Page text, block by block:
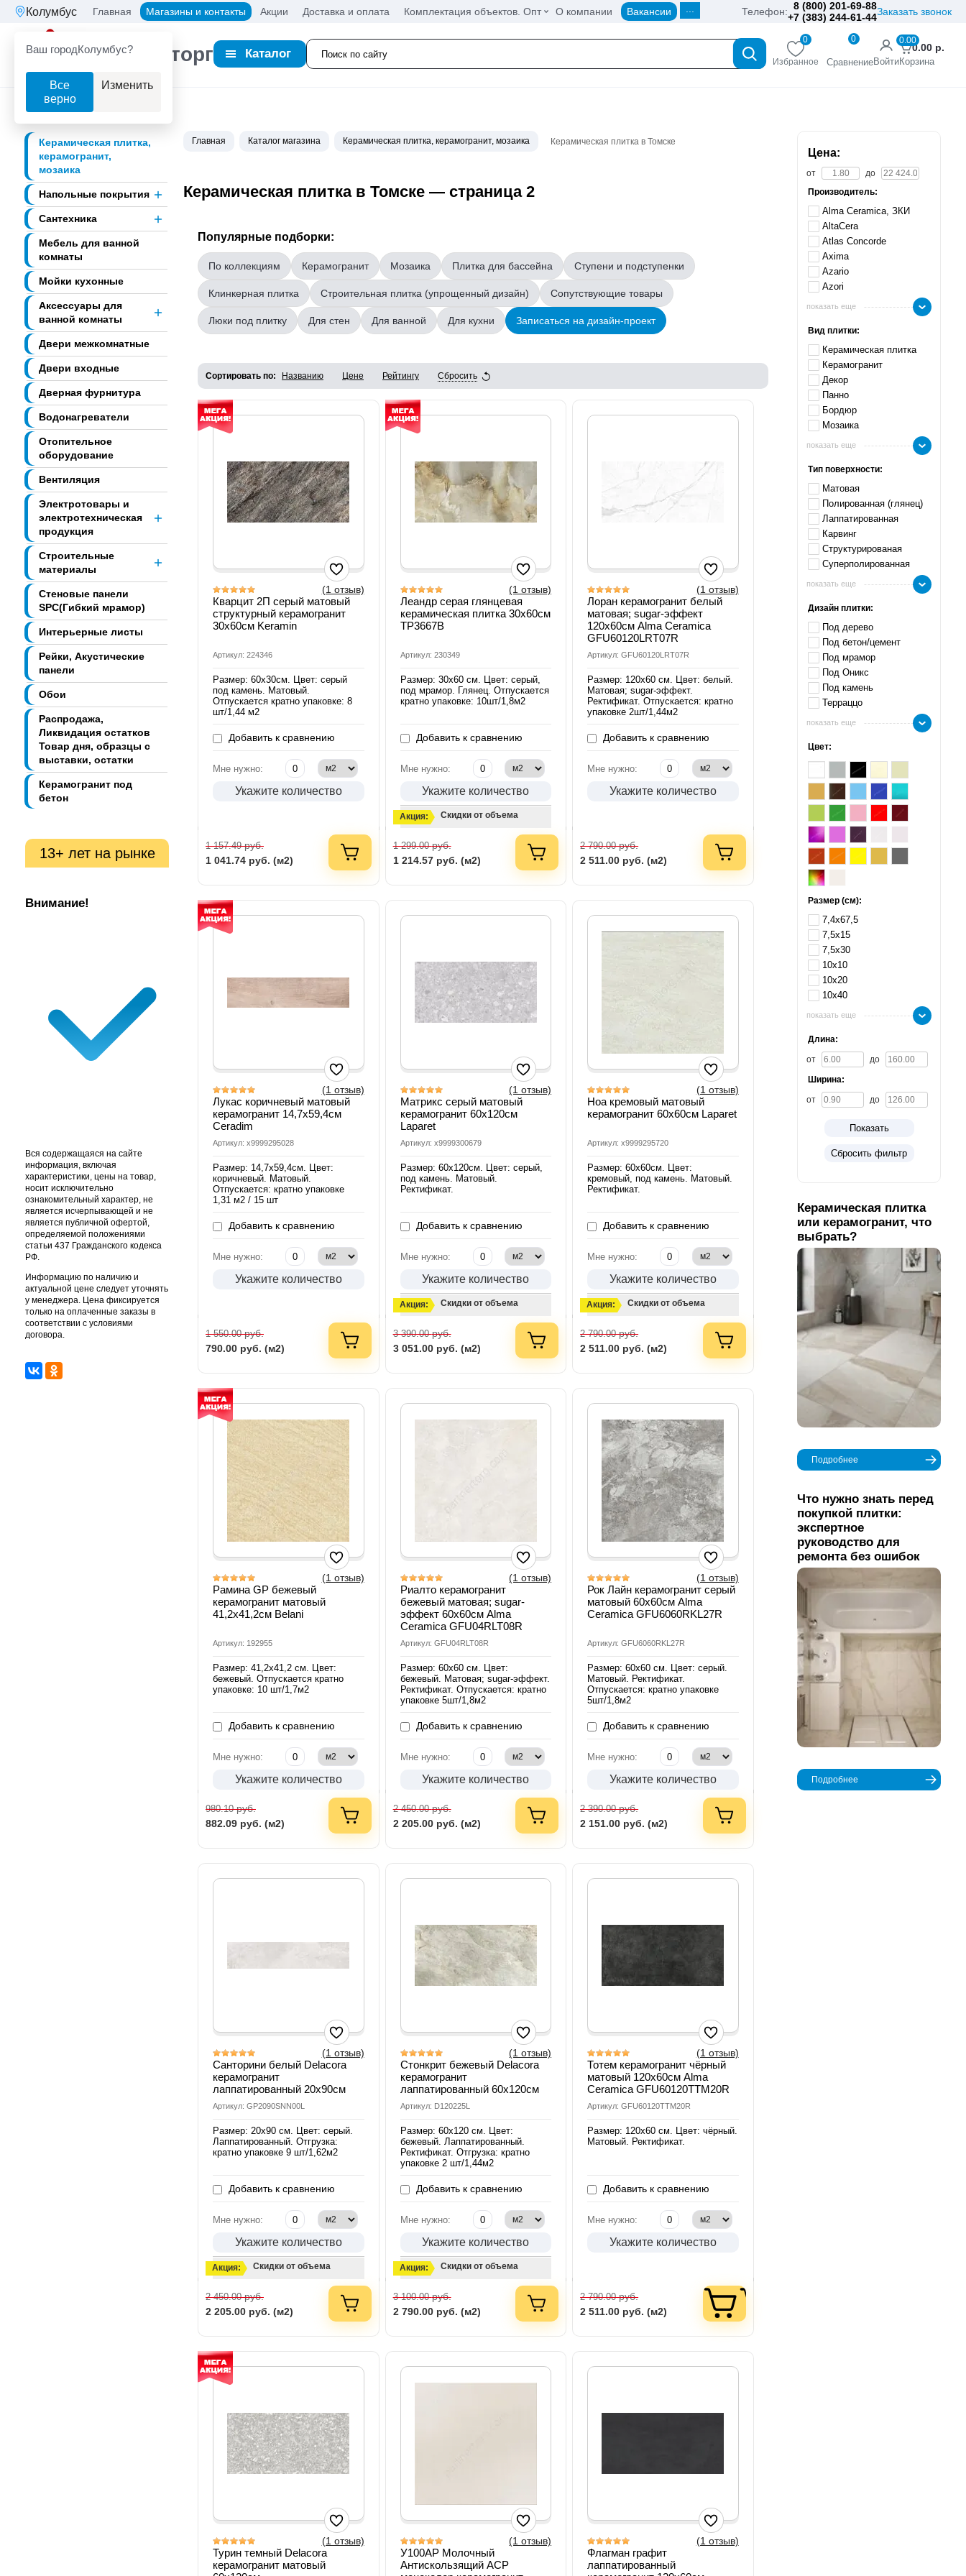
Колумбус
Ваш городКолумбус?
Все
верно
Изменить
Главная Магазины и контакты Акции Доставка и оплата Комплектация объектов. Опт О компании Вакансии Телефон: 8 (800) 201-69-88
+7 (383) 244-61-44Заказать звонок
Партнерторг Каталог
0
Избранное Сравнение
0
Войти
0.00
0.00 р.
Корзина
Керамическая плитка,
керамогранит,
мозаика
Напольные покрытия
Сантехника
Мебель для ванной
комнаты
Мойки кухонные
Аксессуары для
ванной комнаты
Двери межкомнатные
Двери входные
Дверная фурнитура
Водонагреватели
Отопительное
оборудование
Вентиляция
Электротовары и
электротехническая
продукция
Строительные
материалы
Стеновые панели
SPC(Гибкий мрамор)
Интерьерные листы
Рейки, Акустические
панели
Обои
Распродажа,
Ликвидация остатков
Товар дня, образцы с
выставки, остатки
Керамогранит под
бетон
13+ лет на рынке
Внимание!
Вся содержащаяся на сайте
информация, включая
характеристики, цены на товар,
носит исключительно
ознакомительный характер, не
является исчерпывающей и не
является публичной офертой,
определяемой положениями
статьи 437 Гражданского кодекса
РФ.
Информацию по наличию и
актуальной цене следует уточнять
у менеджера. Цена фиксируется
только на оплаченные заказы в
соответствии с условиями
договора.
Главная Каталог магазина Керамическая плитка, керамогранит, мозаика Керамическая плитка в Томске
Керамическая плитка в Томске — страница 2
Популярные подборки:
По коллекциям Керамогранит Мозаика Плитка для бассейна Ступени и подступенки
Клинкерная плитка Строительная плитка (упрощенный дизайн) Сопутствующие товары
Люки под плитку Для стен Для ванной Для кухни Записаться на дизайн-проект
Сортировать по: Названию Цене Рейтингу Сбросить
(1 отзыв)
Кварцит 2П серый матовый
структурный керамогранит
30х60см Keramin
Артикул: 224346
Размер: 60х30см. Цвет: серый
под камень. Матовый.
Отпускается кратно упаковке: 8
шт/1,44 м2
Добавить к сравнению
Мне нужно:
Укажите количество
1 157.49руб.
1 041.74 руб. (м2)
(1 отзыв)
Леандр серая глянцевая
керамическая плитка 30х60см
TP3667B
Артикул: 230349
Размер: 30х60 см. Цвет: серый,
под мрамор. Глянец. Отпускается
кратно упаковке: 10шт/1,8м2
Добавить к сравнению
Мне нужно:
Укажите количество
Акция: Скидки от объема
1 299.00руб.
1 214.57 руб. (м2)
(1 отзыв)
Лоран керамогранит белый
матовая; sugar-эффект
120х60см Alma Ceramica
GFU60120LRT07R
Артикул: GFU60120LRT07R
Размер: 120х60 см. Цвет: белый.
Матовая; sugar-эффект.
Ректификат. Отпускается: кратно
упаковке 2шт/1,44м2
Добавить к сравнению
Мне нужно:
Укажите количество
2 790.00руб.
2 511.00 руб. (м2)
(1 отзыв)
Лукас коричневый матовый
керамогранит 14,7х59,4см
Ceradim
Артикул: х9999295028
Размер: 14,7х59,4см. Цвет:
коричневый. Матовый.
Отпускается: кратно упаковке
1,31 м2 / 15 шт
Добавить к сравнению
Мне нужно:
Укажите количество
1 550.00руб.
790.00 руб. (м2)
(1 отзыв)
Матрикс серый матовый
керамогранит 60х120см
Laparet
Артикул: х9999300679
Размер: 60х120см. Цвет: серый,
под камень. Матовый.
Ректификат.
Добавить к сравнению
Мне нужно:
Укажите количество
Акция: Скидки от объема
3 390.00руб.
3 051.00 руб. (м2)
(1 отзыв)
Ноа кремовый матовый
керамогранит 60х60см Laparet
Артикул: х9999295720
Размер: 60х60см. Цвет:
кремовый, под камень. Матовый.
Ректификат.
Добавить к сравнению
Мне нужно:
Укажите количество
Акция: Скидки от объема
2 790.00руб.
2 511.00 руб. (м2)
(1 отзыв)
Рамина GP бежевый
керамогранит матовый
41,2х41,2см Belani
Артикул: 192955
Размер: 41,2х41,2 см. Цвет:
бежевый. Отпускается кратно
упаковке: 10 шт/1,7м2
Добавить к сравнению
Мне нужно:
Укажите количество
980.10руб.
882.09 руб. (м2)
(1 отзыв)
Риалто керамогранит
бежевый матовая; sugar-
эффект 60х60см Alma
Ceramica GFU04RLT08R
Артикул: GFU04RLT08R
Размер: 60х60 см. Цвет:
бежевый. Матовая; sugar-эффект.
Ректификат. Отпускается: кратно
упаковке 5шт/1,8м2
Добавить к сравнению
Мне нужно:
Укажите количество
2 450.00руб.
2 205.00 руб. (м2)
(1 отзыв)
Рок Лайн керамогранит серый
матовый 60х60см Alma
Ceramica GFU6060RKL27R
Артикул: GFU6060RKL27R
Размер: 60х60 см. Цвет: серый.
Матовый. Ректификат.
Отпускается: кратно упаковке
5шт/1,8м2
Добавить к сравнению
Мне нужно:
Укажите количество
2 390.00руб.
2 151.00 руб. (м2)
(1 отзыв)
Санторини белый Delacora
керамогранит
лаппатированный 20х90см
Артикул: GP2090SNN00L
Размер: 20х90 см. Цвет: серый.
Лаппатированный. Отгрузка:
кратно упаковке 9 шт/1,62м2
Добавить к сравнению
Мне нужно:
Укажите количество
Акция: Скидки от объема
2 450.00руб.
2 205.00 руб. (м2)
(1 отзыв)
Стонкрит бежевый Delacora
керамогранит
лаппатированный 60х120см
Артикул: D120225L
Размер: 60х120 см. Цвет:
бежевый. Лаппатированный.
Ректификат. Отгрузка: кратно
упаковке 2 шт/1,44м2
Добавить к сравнению
Мне нужно:
Укажите количество
Акция: Скидки от объема
3 100.00руб.
2 790.00 руб. (м2)
(1 отзыв)
Тотем керамогранит чёрный
матовый 120х60см Alma
Ceramica GFU60120TTM20R
Артикул: GFU60120TTM20R
Размер: 120х60 см. Цвет: чёрный.
Матовый. Ректификат.
Добавить к сравнению
Мне нужно:
Укажите количество
2 790.00руб.
2 511.00 руб. (м2)
(1 отзыв)
Турин темный Delacora
керамогранит матовый
(1 отзыв)
У100АР Молочный
Антискользящий АСР
(1 отзыв)
Флагман графит
лаппатированный
Цена:
от
до
Производитель:
Alma Ceramica, ЗКИ
AltaCera
Atlas Concorde
Axima
Azario
Azori
показать еще
Вид плитки:
Керамическая плитка
Керамогранит
Декор
Панно
Бордюр
Мозаика
показать еще
Тип поверхности:
Матовая
Полированная (глянец)
Лаппатированная
Карвинг
Структурированая
Суперполированная
показать еще
Дизайн плитки:
Под дерево
Под бетон/цемент
Под мрамор
Под Оникс
Под камень
Терраццо
показать еще
Цвет:
Размер (см):
7,4х67,5
7,5х15
7,5х30
10х10
10х20
10х40
показать еще
Длина:
от
до
Ширина:
от
до
Показать
Сбросить фильтр
Керамическая плитка
или керамогранит, что
выбрать?
Подробнее
Что нужно знать перед
покупкой плитки:
экспертное
руководство для
ремонта без ошибок
Подробнее